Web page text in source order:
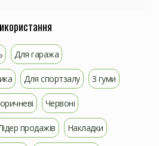
Для гаража
Для спортзалу З гуми
Червоні
продажів Накладки